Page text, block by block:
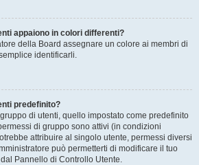
appaiono in colori differenti?
della Board assegnare un colore ai membri di
identificarli.
predefinito?
di utenti, quello impostato come predefinito
di gruppo sono attivi (in condizioni
attribuire al singolo utente, permessi diversi
può permetterti di modificare il tuo
Pannello di Controllo Utente.